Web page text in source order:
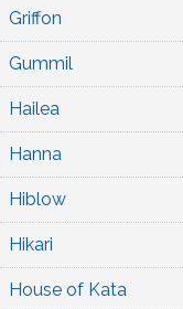
Griffon
Gummil
Hailea
Hanna
Hiblow
Hikari
House of Kata